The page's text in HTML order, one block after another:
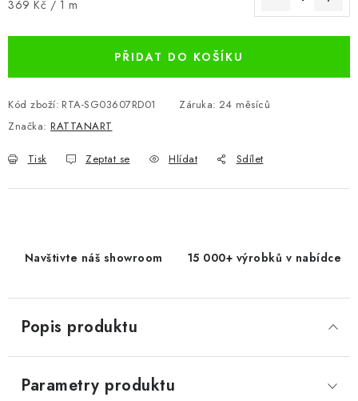
Měrná cena:
369 Kč / 1 m
PŘIDAT DO KOŠÍKU
Kód zboží: RTA-SG03607RD01 Záruka: 24 měsíců
Značka: RATTANART
Tisk Zeptat se Hlídat Sdílet
Navštivte náš showroom 15 000+ výrobků v nabídce
Popis produktu
Parametry produktu